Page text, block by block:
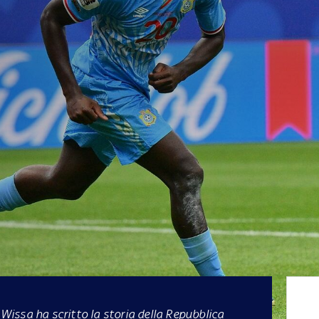
ha scritto la storia della Repubblica